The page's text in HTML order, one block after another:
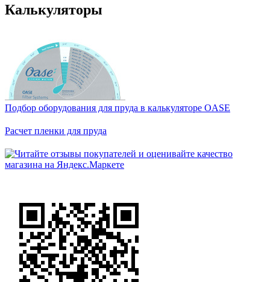
Калькуляторы
Подбор оборудования для пруда в калькуляторе OASE
Расчет пленки для пруда